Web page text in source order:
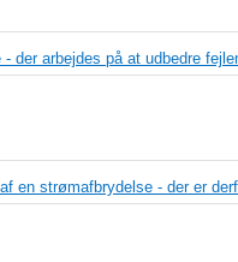
der arbejdes på at udbedre
en strømafbrydelse - der er